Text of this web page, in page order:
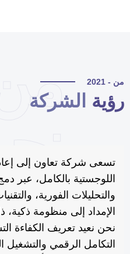
من
- 2021
الشركة
تسعى شركة تعاون إلى
اللوجستية بالكامل، عبر دمج
والتحليلات الفورية،
الإمداد إلى منظومة ذكية،
نحن نعيد تعريف الكفاءة
التكامل الرقمي والتشغيل